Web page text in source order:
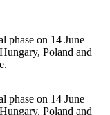
phase on 14 June
Poland and
phase on 14 June
Poland and